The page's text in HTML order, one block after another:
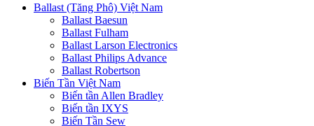
Ballast (Tăng Phô) Việt Nam
Ballast Baesun
Ballast Fulham
Ballast Larson Electronics
Ballast Philips Advance
Ballast Robertson
Biến Tần Việt Nam
Biến tần Allen Bradley
Biến tần IXYS
Biến Tần Sew